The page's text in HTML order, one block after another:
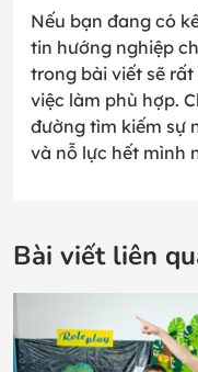
Nếu bạn đang có
tin hướng nghiệp
trong bài viết sẽ
việc làm phù hợp.
đường tìm kiếm sự
và nỗ lực hết mình
Bài viết liên